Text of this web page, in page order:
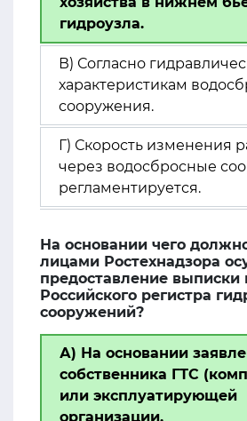
гидроузла.
В) Согласно
характеристикам
сооружения.
Г) Скорость изменения
через водосбросные
регламентируется.
На основании чего
лицами Ростехнадзора
предоставление выписки
Российского регистра
сооружений?
А) На основании
собственника ГТС
или эксплуатирующей
организации.